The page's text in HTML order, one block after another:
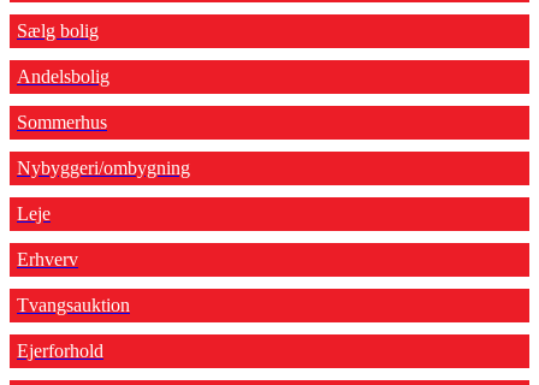
Sælg bolig
Andelsbolig
Sommerhus
Nybyggeri/ombygning
Leje
Erhverv
Tvangsauktion
Ejerforhold